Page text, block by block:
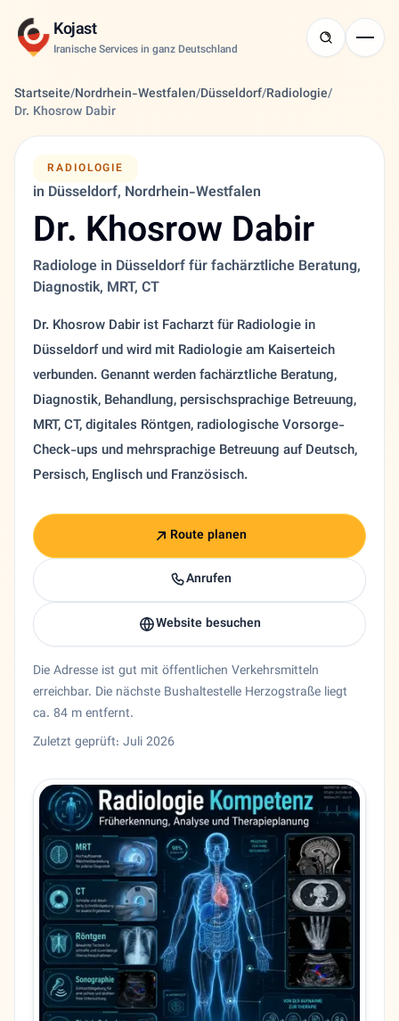
Kojast
Iranische Services in ganz Deutschland
Startseite/Nordrhein-Westfalen/Düsseldorf/Radiologie/
Dr. Khosrow Dabir
RADIOLOGIE
in Düsseldorf, Nordrhein-Westfalen
Dr. Khosrow Dabir
Radiologe in Düsseldorf für fachärztliche Beratung,
Diagnostik, MRT, CT
Dr. Khosrow Dabir ist Facharzt für Radiologie in
Düsseldorf und wird mit Radiologie am Kaiserteich
verbunden. Genannt werden fachärztliche Beratung,
Diagnostik, Behandlung, persischsprachige Betreuung,
MRT, CT, digitales Röntgen, radiologische Vorsorge-
Check-ups und mehrsprachige Betreuung auf Deutsch,
Persisch, Englisch und Französisch.
Route planen
Anrufen
Website besuchen
Die Adresse ist gut mit öffentlichen Verkehrsmitteln
erreichbar. Die nächste Bushaltestelle Herzogstraße liegt
ca. 84 m entfernt.
Zuletzt geprüft: Juli 2026
Radiologie Dr. Khosrow Dabir in Düsseldorf, Nordrhein-
Bundesland
Nordrhein-Westfalen
Stadt
Düsseldorf
Adresse
Reichsstraße 59
PLZ
40217
Telefon
02119598340